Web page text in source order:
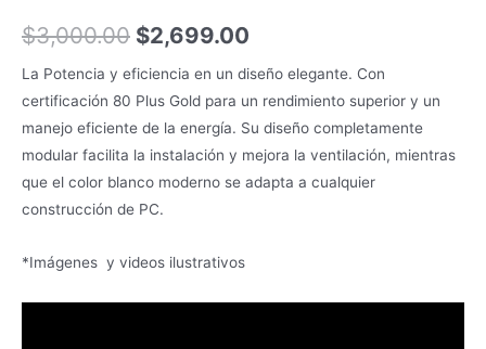
$3,000.00 $2,699.00
La Potencia y eficiencia en un diseño elegante. Con
certificación 80 Plus Gold para un rendimiento superior y un
manejo eficiente de la energía. Su diseño completamente
modular facilita la instalación y mejora la ventilación, mientras
que el color blanco moderno se adapta a cualquier
construcción de PC.
*Imágenes y videos ilustrativos